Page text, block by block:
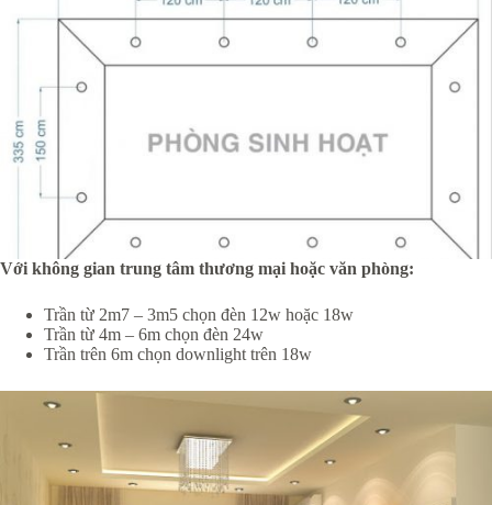
Với không gian trung tâm thương mại hoặc văn phòng:
Trần từ 2m7 – 3m5 chọn đèn 12w hoặc 18w
Trần từ 4m – 6m chọn đèn 24w
Trần trên 6m chọn downlight trên 18w